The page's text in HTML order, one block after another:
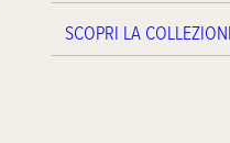
SCOPRI LA